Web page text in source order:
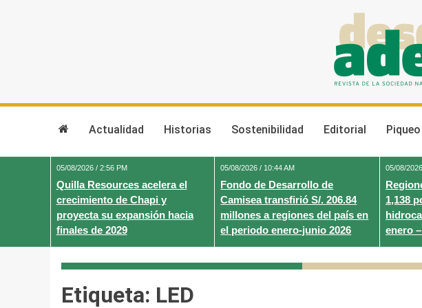
Actualidad Historias Sostenibilidad Editorial
05/08/2026 / 2:56 PM
Quilla Resources acelera el
crecimiento de Chapi y
proyecta su expansión hacia
finales de 2029
05/08/2026 / 10:44 AM
Fondo de Desarrollo de
Camisea transfirió S/. 206.84
millones a regiones del país en
el periodo enero-junio 2026
05/08/
1,138
enero
Etiqueta: LED